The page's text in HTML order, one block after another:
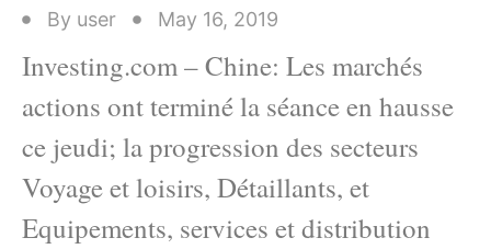
By user May 16, 2019
Investing.com – Chine: Les marchés
actions ont terminé la séance en hausse
ce jeudi; la progression des secteurs
Voyage et loisirs, Détaillants, et
Equipements, services et distribution